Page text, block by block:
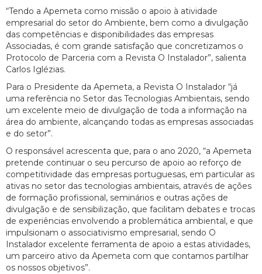
“Tendo a Apemeta como missão o apoio à atividade
empresarial do setor do Ambiente, bem como a divulgação
das competências e disponibilidades das empresas
Associadas, é com grande satisfação que concretizamos o
Protocolo de Parceria com a Revista O Instalador”, salienta
Carlos Iglézias.
Para o Presidente da Apemeta, a Revista O Instalador “já
uma referência no Setor das Tecnologias Ambientais, sendo
um excelente meio de divulgação de toda a informação na
área do ambiente, alcançando todas as empresas associadas
e do setor”.
O responsável acrescenta que, para o ano 2020, “a Apemeta
pretende continuar o seu percurso de apoio ao reforço de
competitividade das empresas portuguesas, em particular as
ativas no setor das tecnologias ambientais, através de ações
de formação profissional, seminários e outras ações de
divulgação e de sensibilização, que facilitam debates e trocas
de experiências envolvendo a problemática ambiental, e que
impulsionam o associativismo empresarial, sendo O
Instalador excelente ferramenta de apoio a estas atividades,
um parceiro ativo da Apemeta com que contamos partilhar
os nossos objetivos”.